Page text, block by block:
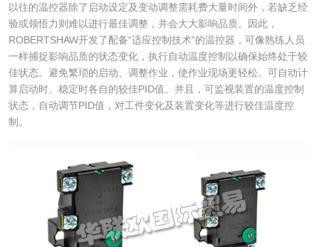
以往的温控器除了启动设定及变动调整需耗费大量时间外，若缺乏经
验或领悟力则难以进行最佳调整，并会大大影响品质。因此，
ROBERTSHAW开发了配备“适应控制技术”的温控器，可像熟练人员
一样捕捉影响品质的状态变化，执行自动温度控制以确保始终处于较
佳状态。避免繁琐的启动、调整作业，使作业现场更轻松。可自动计
算启动时、稳定时各自的较佳PID值。并且，可监视装置的温度控制
状态，自动调节PID值，对工件变化及装置变化等进行较佳温度控
制。